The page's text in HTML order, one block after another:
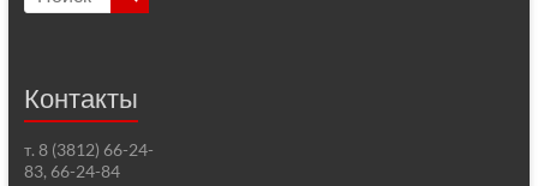
Контакты
т. 8 (3812) 66-24-
83, 66-24-84